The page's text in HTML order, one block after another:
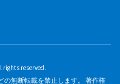
reserved.
の無断転載を禁止します。 著作権